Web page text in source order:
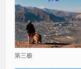
第三极